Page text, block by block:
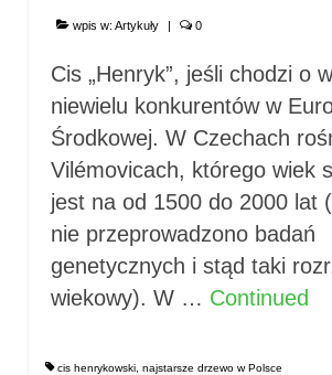
wpis w: Artykuły | 0
Cis „Henryk”, jeśli chodzi o
niewielu konkurentów w
Środkowej. W Czechach
Vilémovicach, którego wiek
jest na od 1500 do 2000 lat
nie przeprowadzono badań
genetycznych i stąd taki
wiekowy). W … Continued
cis henrykowski najstarsze drzewo w Polsce